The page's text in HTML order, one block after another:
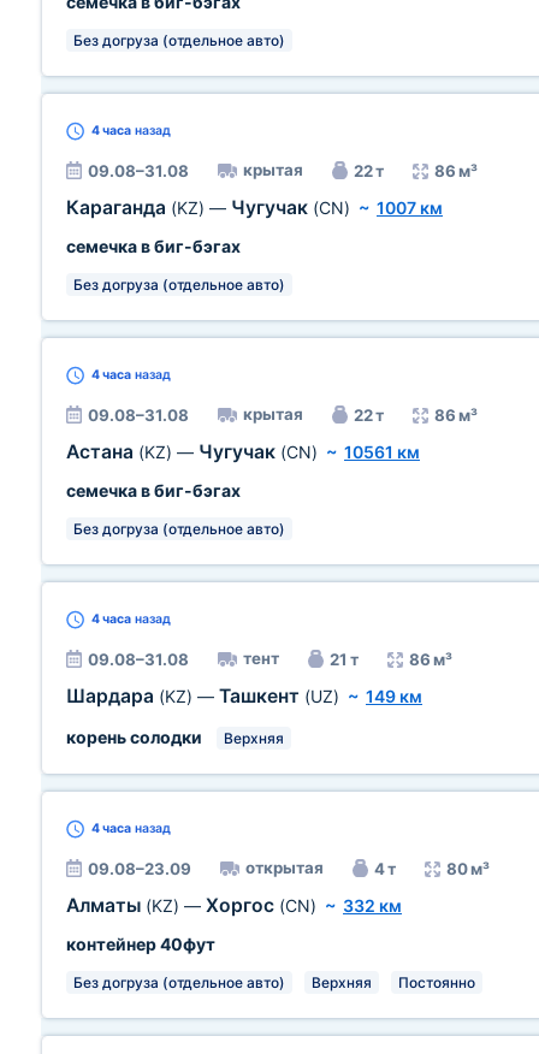
Без догруза (отдельное авто)
4 часа назад
09.08–31.08 крытая 22 т 86 м³
Караганда (KZ) — Чугучак (CN) ~ 1007 км
семечка в биг-бэгах
Без догруза (отдельное авто)
4 часа назад
09.08–31.08 крытая 22 т 86 м³
Астана (KZ) — Чугучак (CN) ~ 10561 км
семечка в биг-бэгах
Без догруза (отдельное авто)
4 часа назад
09.08–31.08 тент 21 т 86 м³
Шардара (KZ) — Ташкент (UZ) ~ 149 км
корень солодки
Верхняя
4 часа назад
09.08–23.09 открытая 4 т 80 м³
Алматы (KZ) — Хоргос (CN) ~ 332 км
контейнер 40фут
Без догруза (отдельное авто) Верхняя Постоянно